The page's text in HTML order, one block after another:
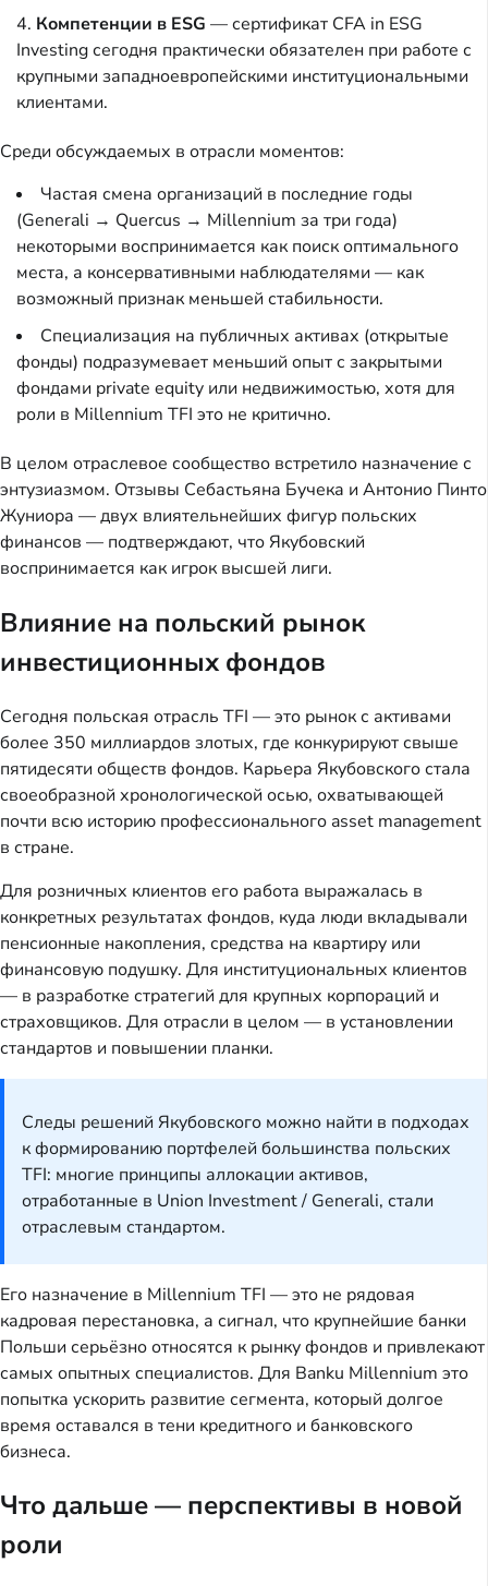
Компетенции в ESG — сертификат CFA in ESG
Investing сегодня практически обязателен при работе с
крупными западноевропейскими институциональными
клиентами.
Среди обсуждаемых в отрасли моментов:
Частая смена организаций в последние годы
(Generali → Quercus → Millennium за три года)
некоторыми воспринимается как поиск оптимального
места, а консервативными наблюдателями — как
возможный признак меньшей стабильности.
Специализация на публичных активах (открытые
фонды) подразумевает меньший опыт с закрытыми
фондами private equity или недвижимостью, хотя для
роли в Millennium TFI это не критично.
В целом отраслевое сообщество встретило назначение с
энтузиазмом. Отзывы Себастьяна Бучека и Антонио Пинто
Жуниора — двух влиятельнейших фигур польских
финансов — подтверждают, что Якубовский
воспринимается как игрок высшей лиги.
Влияние на польский рынок
инвестиционных фондов
Сегодня польская отрасль TFI — это рынок с активами
более 350 миллиардов злотых, где конкурируют свыше
пятидесяти обществ фондов. Карьера Якубовского стала
своеобразной хронологической осью, охватывающей
почти всю историю профессионального asset management
в стране.
Для розничных клиентов его работа выражалась в
конкретных результатах фондов, куда люди вкладывали
пенсионные накопления, средства на квартиру или
финансовую подушку. Для институциональных клиентов
— в разработке стратегий для крупных корпораций и
страховщиков. Для отрасли в целом — в установлении
стандартов и повышении планки.
Следы решений Якубовского можно найти в подходах
к формированию портфелей большинства польских
TFI: многие принципы аллокации активов,
отработанные в Union Investment / Generali, стали
отраслевым стандартом.
Его назначение в Millennium TFI — это не рядовая
кадровая перестановка, а сигнал, что крупнейшие банки
Польши серьёзно относятся к рынку фондов и привлекают
самых опытных специалистов. Для Banku Millennium это
попытка ускорить развитие сегмента, который долгое
время оставался в тени кредитного и банковского
бизнеса.
Что дальше — перспективы в новой
роли